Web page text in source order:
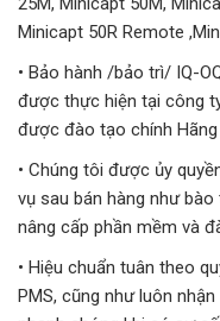
Minicapt 50R Remote
• Bảo hành /bảo trì/ IQ-
được thực hiện tại công
được đào tạo chính
• Chúng tôi được ủy
vụ sau bán hàng như
nâng cấp phần mềm và
• Hiệu chuẩn tuân theo
PMS, cũng như luôn